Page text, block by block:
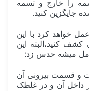
را خارج و تسمه
جایگزین کنید.
خواهد کرد با این
کشف کنید،البته این
میشه حدس زد:
و قسمت بیرونی آن
داخل آن و در غلطک